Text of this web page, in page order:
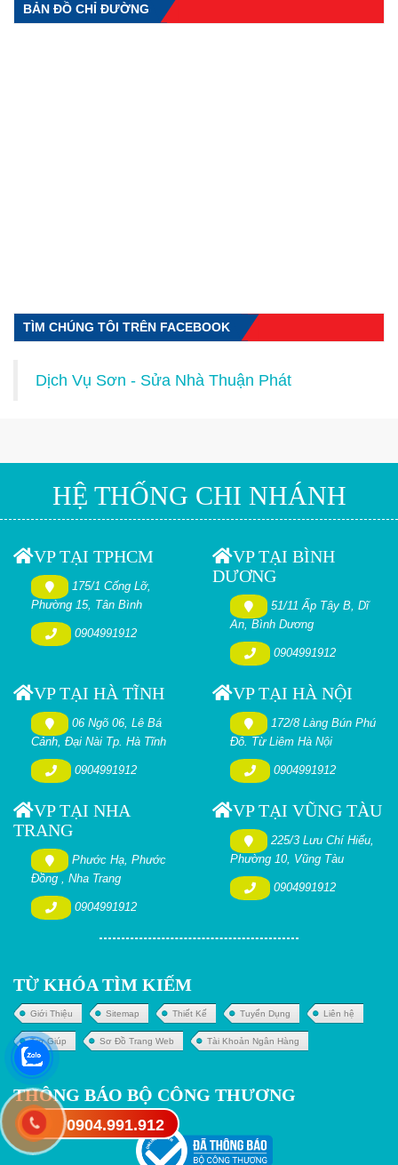
BẢN ĐỒ CHỈ ĐƯỜNG
TÌM CHÚNG TÔI TRÊN FACEBOOK
Dịch Vụ Sơn - Sửa Nhà Thuận Phát
HỆ THỐNG CHI NHÁNH
VP TẠI TPHCM
175/1 Cống Lỡ,
Phường 15, Tân Bình
0904991912
VP TẠI BÌNH
DƯƠNG
51/11 Ấp Tây B, Dĩ
An, Bình Dương
0904991912
VP TẠI HÀ TĨNH
06 Ngõ 06, Lê Bá
Cảnh, Đại Nài Tp. Hà Tĩnh
0904991912
VP TẠI HÀ NỘI
172/8 Làng Bún Phú
Đô. Từ Liêm Hà Nội
0904991912
VP TẠI NHA
TRANG
Phước Hạ, Phước
Đồng , Nha Trang
0904991912
VP TẠI VŨNG TÀU
225/3 Lưu Chí Hiếu,
Phường 10, Vũng Tàu
0904991912
TỪ KHÓA TÌM KIẾM
Giới Thiệu Sitemap Thiết Kế Tuyển Dụng Liên hệ
Trợ Giúp Sơ Đồ Trang Web Tài Khoản Ngân Hàng
THÔNG BÁO BỘ CÔNG THƯƠNG
0904.991.912